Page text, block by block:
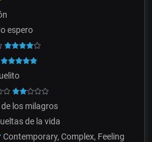
espero
los milagros
de la vida
Contemporary, Complex, Feeling